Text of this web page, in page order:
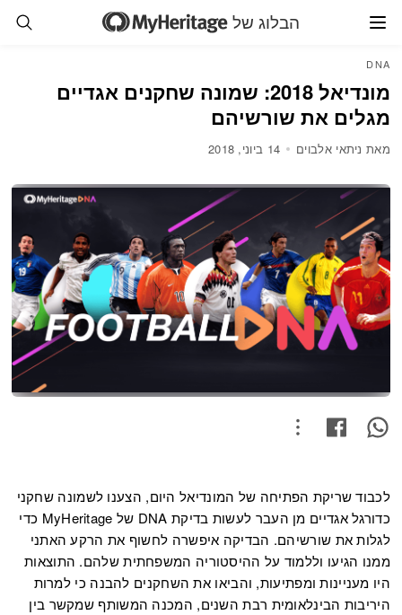
הבלוג של
DNA
מונדיאל 2018: שמונה שחקנים אגדיים
מגלים את שורשיהם
מאת ניתאי אלבוים 14 ביוני, 2018
לכבוד שריקת הפתיחה של המונדיאל היום, הצענו לשמונה שחקני
כדורגל אגדיים מן העבר לעשות בדיקת DNA של MyHeritage כדי
לגלות את שורשיהם. הבדיקה איפשרה לחשוף את הרקע האתני
ממנו הגיעו וללמוד על ההיסטוריה המשפחתית שלהם. התוצאות
היו מעניינות ומפתיעות, והביאו את השחקנים להבנה כי למרות
היריבות הבינלאומית רבת השנים, המכנה המשותף שמקשר בין